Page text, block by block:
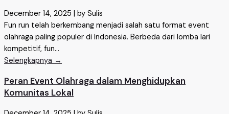
December 14, 2025
by Sulis
Fun run telah berkembang menjadi salah satu format event
olahraga paling populer di Indonesia. Berbeda dari lomba lari
kompetitif, fun...
Selengkapnya →
Peran Event Olahraga dalam Menghidupkan
Komunitas Lokal